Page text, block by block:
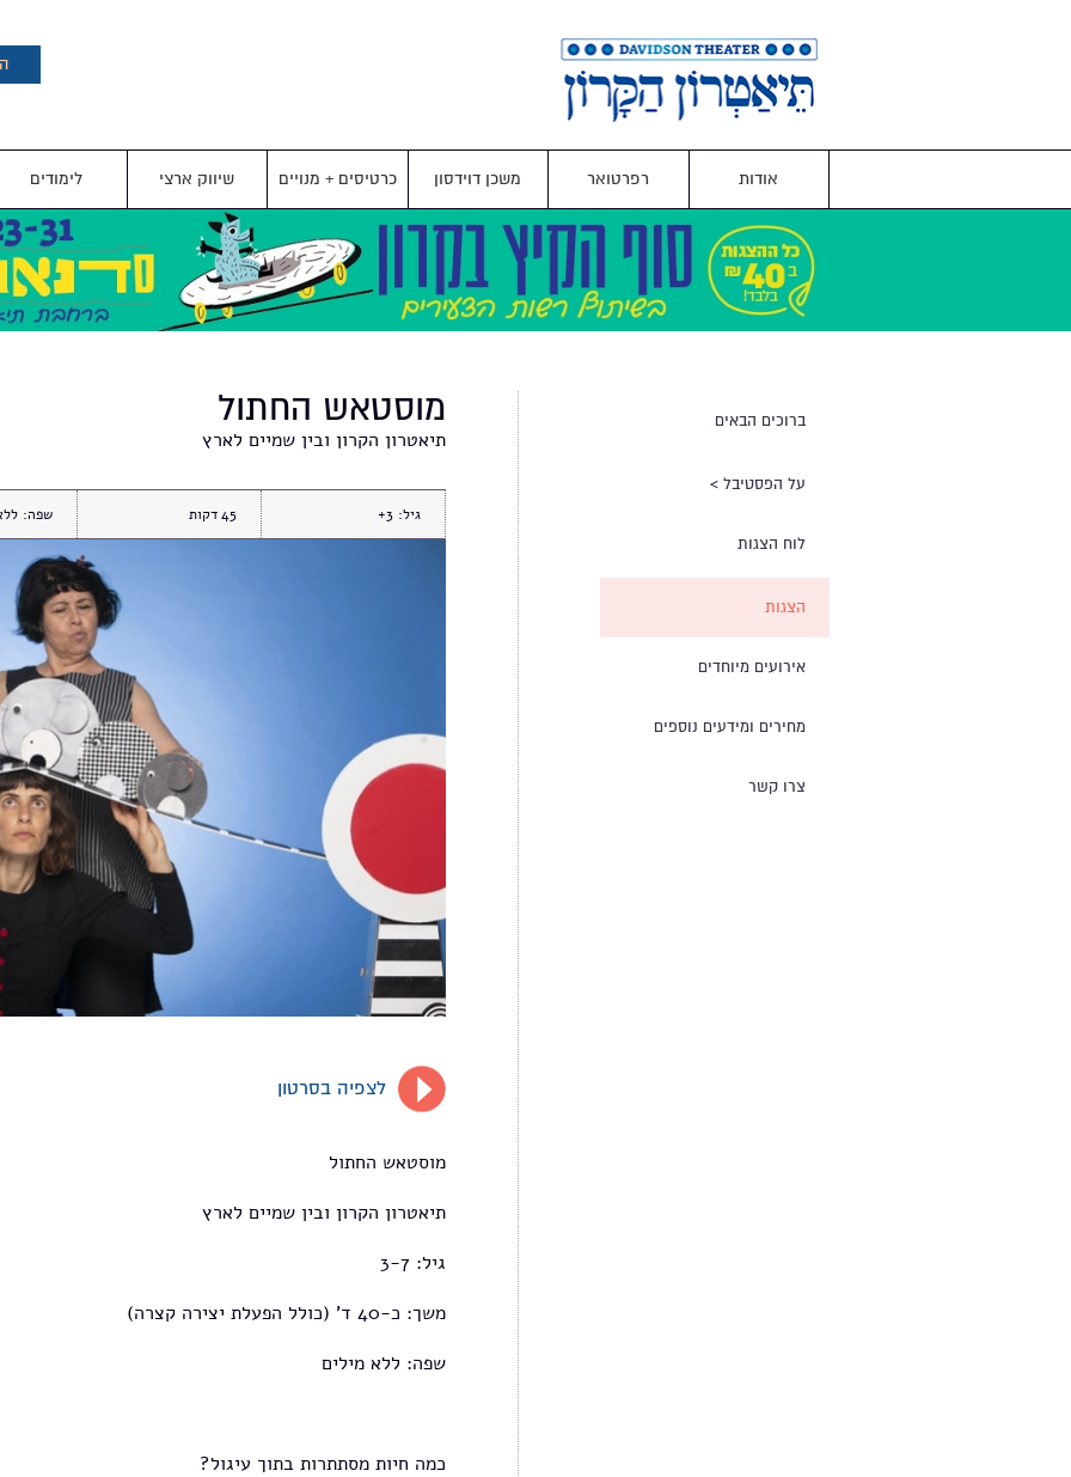
אודות רפרטואר משכן דוידסון כרטיסים + מנויים שיווק ארצי לימודים
ברוכים הבאים
על הפסטיבל
לוח הצגות
הצגות
אירועים מיוחדים
מחירים ומידעים נוספים
צרו קשר
מוסטאש החתול
תיאטרון הקרון ובין שמיים לארץ
גיל: 3+
45 שפה:
לצפיה בסרטון
מוסטאש החתול
תיאטרון הקרון ובין שמיים לארץ
גיל: 3-7
משך: כ-40 ד' (כולל הפעלת יצירה קצרה)
שפה: ללא מילים
כמה חיות מסתתרות בתוך עיגול?